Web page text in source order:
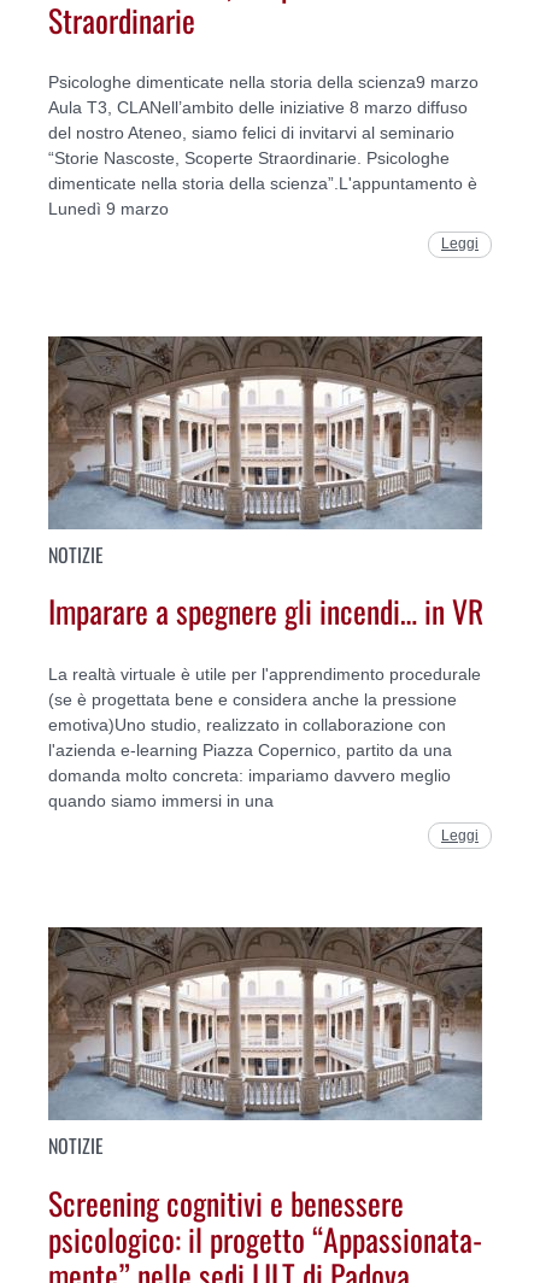
Straordinarie
Psicologhe dimenticate nella storia della scienza9 marzo
Aula T3, CLANell’ambito delle iniziative 8 marzo diffuso
del nostro Ateneo, siamo felici di invitarvi al seminario
“Storie Nascoste, Scoperte Straordinarie. Psicologhe
dimenticate nella storia della scienza”.L'appuntamento è
Lunedì 9 marzo
Leggi
NOTIZIE
Imparare a spegnere gli incendi… in VR
La realtà virtuale è utile per l'apprendimento procedurale
(se è progettata bene e considera anche la pressione
emotiva)Uno studio, realizzato in collaborazione con
l'azienda e-learning Piazza Copernico, partito da una
domanda molto concreta: impariamo davvero meglio
quando siamo immersi in una
Leggi
NOTIZIE
Screening cognitivi e benessere
psicologico: il progetto “Appassionata-